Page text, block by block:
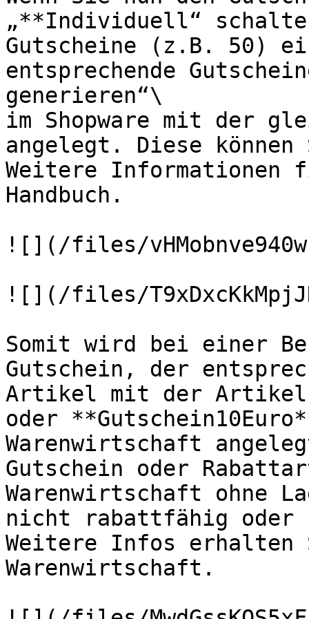
„**Individuell“
Gutscheine (z.B. 50)
entsprechende
generieren“\
im Shopware mit der
angelegt. Diese können
Weitere Informationen
Handbuch.
![](/files/
![](/files/
Somit wird bei einer
Gutschein, der
Artikel mit der
oder
Warenwirtschaft
Gutschein oder
Warenwirtschaft ohne
nicht rabattfähig oder
Weitere Infos erhalten
Warenwirtschaft.